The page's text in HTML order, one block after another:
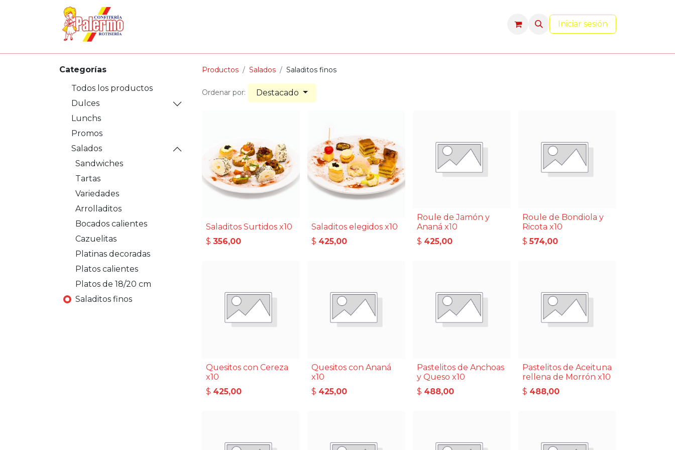
Iniciar sesión
Categorías
Todos los productos
Dulces
Lunchs
Promos
Salados
Sandwiches
Tartas
Variedades
Arrolladitos
Bocados calientes
Cazuelitas
Platinas decoradas
Platos calientes
Platos de 18/20 cm
Saladitos finos
Productos Salados Saladitos finos
Ordenar por: Destacado
Saladitos Surtidos x10
$ 356,00
Saladitos elegidos x10
$ 425,00
Roule de Jamón y
Ananá x10
$ 425,00
Roule de Bondiola y
Ricota x10
$574,00
Quesitos con Cereza
x10
$ 425,00
Quesitos con Ananá
x10
$ 425,00
Pastelitos de Anchoas
y Queso x10
$ 488,00
Pastelitos de Aceituna
rellena de Morrón x10
$ 488,00